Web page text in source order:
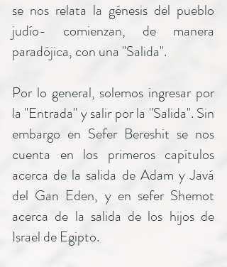
se nos relata la génesis del pueblo
judío- comienzan, de manera
paradójica, con una "Salida".
Por lo general, solemos ingresar por
la "Entrada" y salir por la "Salida". Sin
embargo en Sefer Bereshit se nos
cuenta en los primeros capítulos
acerca de la salida de Adam y Javá
del Gan Eden, y en sefer Shemot
acerca de la salida de los hijos de
Israel de Egipto.